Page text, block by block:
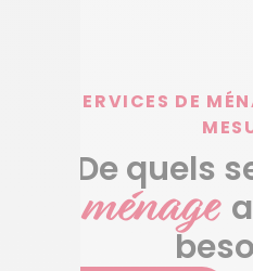
NOS SERVICES DE
De quels
ménage